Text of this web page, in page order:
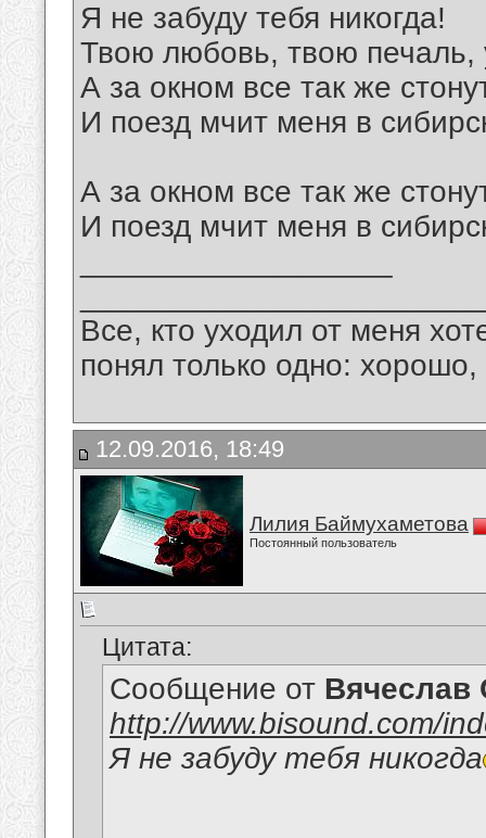
Я не забуду тебя никогда!
Твою любовь, твою печаль,
А за окном все так же
И поезд мчит меня в
А за окном все так же
И поезд мчит меня в
Все, кто уходил от меня
понял только одно:
12.09.2016, 18:49
Лилия Баймухаметова
Постоянный пользователь
Цитата:
Сообщение от Вячеслав
http://www.bisound.com/
Я не забуду тебя никогда